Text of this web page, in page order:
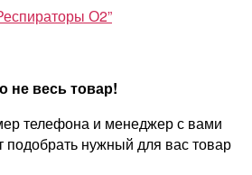
О2”
не весь товар!
телефона и менеджер с вами
подобрать нужный для вас товар